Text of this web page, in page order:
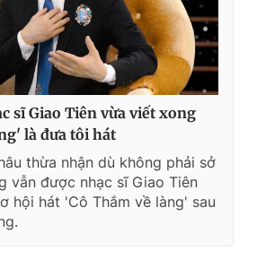
sĩ Giao Tiên vừa viết xong
là đưa tôi hát
thừa nhận dù không phải sở
vẫn được nhạc sĩ Giao Tiên
hội hát 'Cô Thắm về làng' sau